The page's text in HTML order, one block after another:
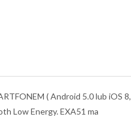
( Android 5.0 lub iOS 8,
Low Energy. EXA51 ma